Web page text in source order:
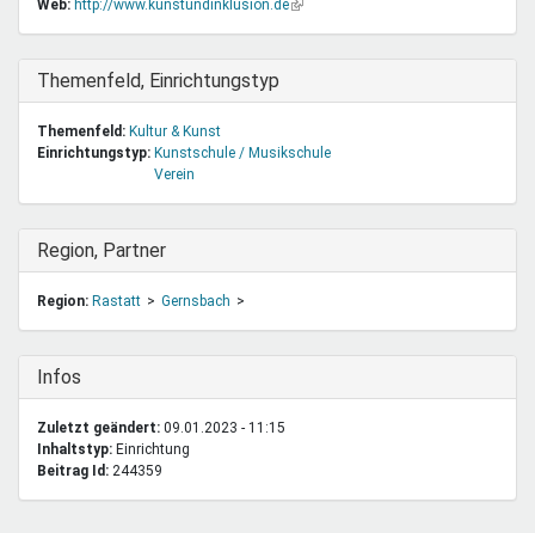
Web: http://www.kunstundinklusion.de(Link
Ausblenden
Themenfeld, Einrichtungstyp
Themenfeld: Kultur & Kunst
Einrichtungstyp: Kunstschule / Musikschule
Verein
Ausblenden
Region, Partner
Region: Rastatt Gernsbach
Ausblenden
Infos
Zuletzt geändert: 09.01.2023 - 11:15
Inhaltstyp:
einrichtung
Beitrag Id: 244359